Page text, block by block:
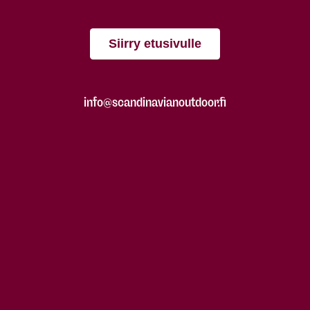
Siirry etusivulle
info@scandinavianoutdoor.fi